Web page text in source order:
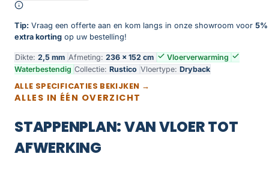
Tip: Vraag een offerte aan en kom langs in onze showroom voor 5%
extra korting op uw bestelling!
Dikte: 2,5 mm Afmeting: 236 × 152 cm
Vloerverwarming
Waterbestendig Collectie: Rustico Vloertype: Dryback
ALLE SPECIFICATIES BEKIJKEN →
ALLES IN ÉÉN OVERZICHT
STAPPENPLAN: VAN VLOER TOT
AFWERKING